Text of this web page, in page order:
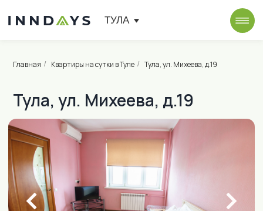
ТУЛА
Главная / Квартиры на сутки в Туле / Тула, ул. Михеева, д.19
Тула, ул. Михеева, д.19